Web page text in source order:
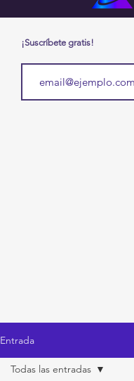
¡Suscríbete gratis!
Entrada
Todas las entradas